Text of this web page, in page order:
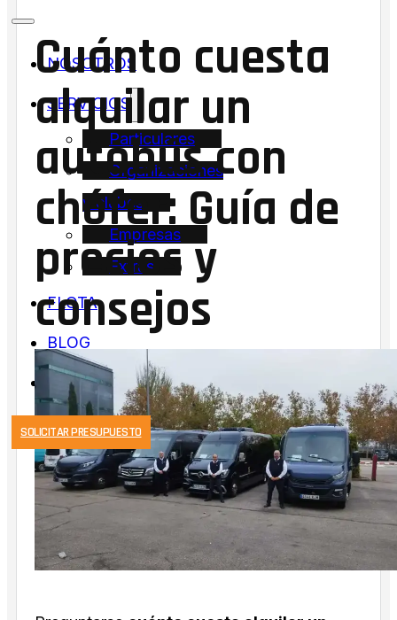
NOSOTROS
SERVICIOS
Particulares
Organizaciones
y clubes
Empresas
Extras
FLOTA
BLOG
CONTACTO
SOLICITAR PRESUPUESTO
Cuánto cuesta
alquilar un
autobús con
chófer: Guía de
precios y
consejos